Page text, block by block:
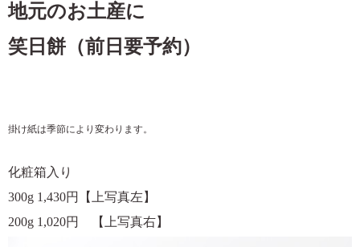
地元のお土産に
笑日餅（前日要予約）
掛け紙は季節により変わります。
化粧箱入り
300g 1,430円【上写真左】
200g 1,020円 【上写真右】